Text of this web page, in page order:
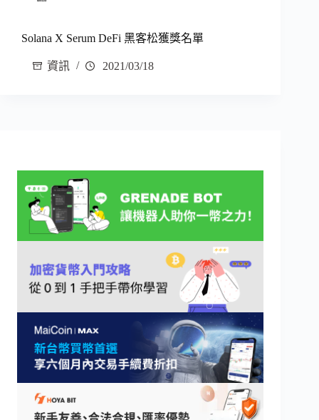
Solana X Serum DeFi 黑客松獲獎名單
資訊 2021/03/18